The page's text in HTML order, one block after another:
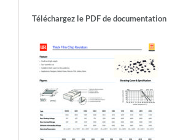
Téléchargez le PDF de documentation